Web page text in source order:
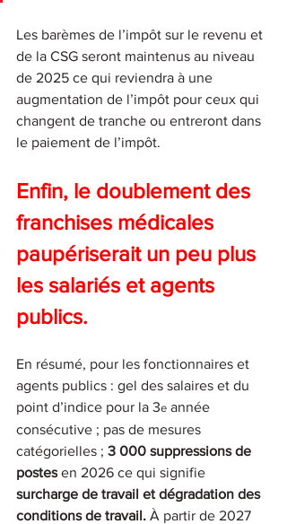
Les barèmes de l’impôt sur le revenu et
de la CSG seront maintenus au niveau
de 2025 ce qui reviendra à une
augmentation de l’impôt pour ceux qui
changent de tranche ou entreront dans
le paiement de l’impôt.
Enfin, le doublement des
franchises médicales
paupériserait un peu plus
les salariés et agents
publics.
En résumé, pour les fonctionnaires et
agents publics : gel des salaires et du
point d’indice pour la 3e année
consécutive ; pas de mesures
catégorielles ; 3 000 suppressions de
postes en 2026 ce qui signifie
surcharge de travail et dégradation des
conditions de travail. À partir de 2027